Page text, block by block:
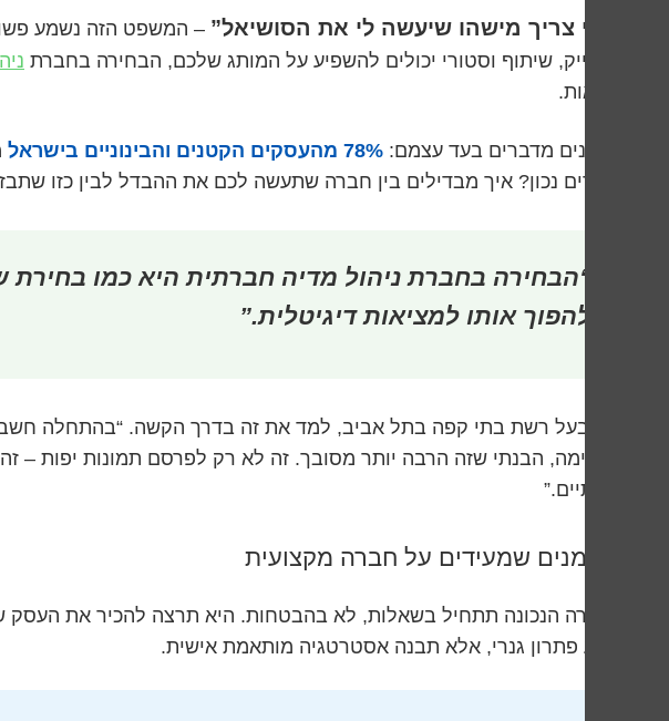
“אני צריך מישהו שיעשה לי את הסושיאל” – המשפט הזה נשמע
כל לייק, שיתוף וסטורי יכולים להשפיע על המותג שלכם, הבחירה בחברת
תוצאות.
הנתונים מדברים בעד עצמם: 78% מהעסקים הקטנים והבינוניים בישראל
בוחרים נכון? איך מבדילים בין חברה שתעשה לכם את ההבדל לבין כזו
“הבחירה בחברת ניהול מדיה חברתית היא כמו
להפוך אותו למציאות דיגיטלית.”
דני, בעל רשת בתי קפה בתל אביב, למד את זה בדרך הקשה. “בהתחלה
מתאימה, הבנתי שזה הרבה יותר מסובך. זה לא רק לפרסם תמונות יפות –
אמיתיים.”
הסימנים שמעידים על חברה מקצועית
החברה הנכונה תתחיל בשאלות, לא בהבטחות. היא תרצה להכיר את
תציע פתרון גנרי, אלא תבנה אסטרטגיה מותאמת אישית.